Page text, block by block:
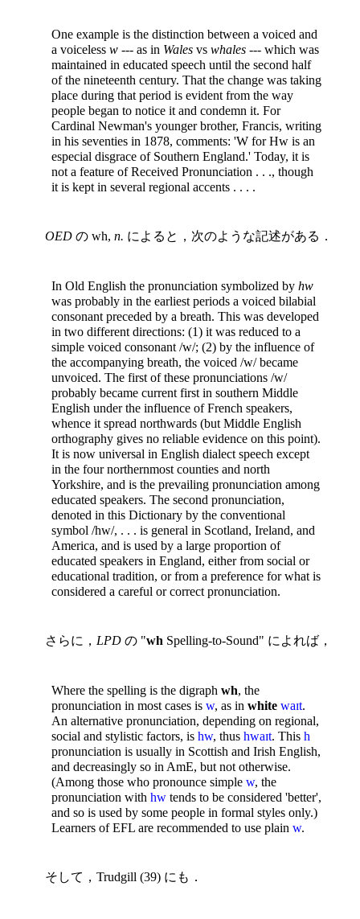
One example is the distinction between a voiced and
a voiceless w --- as in Wales vs whales --- which was
maintained in educated speech until the second half
of the nineteenth century. That the change was taking
place during that period is evident from the way
people began to notice it and condemn it. For
Cardinal Newman's younger brother, Francis, writing
in his seventies in 1878, comments: 'W for Hw is an
especial disgrace of Southern England.' Today, it is
not a feature of Received Pronunciation . . ., though
it is kept in several regional accents . . . .
OED の wh, n. によると，次のような記述がある．
In Old English the pronunciation symbolized by hw
was probably in the earliest periods a voiced bilabial
consonant preceded by a breath. This was developed
in two different directions: (1) it was reduced to a
simple voiced consonant /w/; (2) by the influence of
the accompanying breath, the voiced /w/ became
unvoiced. The first of these pronunciations /w/
probably became current first in southern Middle
English under the influence of French speakers,
whence it spread northwards (but Middle English
orthography gives no reliable evidence on this point).
It is now universal in English dialect speech except
in the four northernmost counties and north
Yorkshire, and is the prevailing pronunciation among
educated speakers. The second pronunciation,
denoted in this Dictionary by the conventional
symbol /hw/, . . . is general in Scotland, Ireland, and
America, and is used by a large proportion of
educated speakers in England, either from social or
educational tradition, or from a preference for what is
considered a careful or correct pronunciation.
さらに， LPD の "wh Spelling-to-Sound" によれば，
Where the spelling is the digraph wh, the
pronunciation in most cases is w, as in white waɪt.
An alternative pronunciation, depending on regional,
social and stylistic factors, is hw, thus hwaɪt. This h
pronunciation is usually in Scottish and Irish English,
and decreasingly so in AmE, but not otherwise.
(Among those who pronounce simple w, the
pronunciation with hw tends to be considered 'better',
and so is used by some people in formal styles only.)
Learners of EFL are recommended to use plain w.
そして，Trudgill (39) にも．